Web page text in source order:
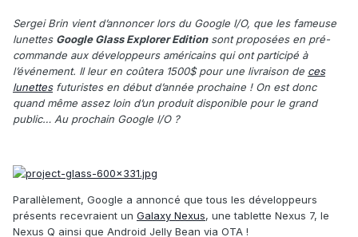
Sergei Brin vient d’annoncer lors du Google I/O, que les fameuse
lunettes Google Glass Explorer Editionsont proposées en pré-
commande aux développeurs américains qui ont participé à
l’événement. Il leur en coûtera 1500$ pour une livraison de ces
lunettesfuturistes en début d’année prochaine ! On est donc
quand même assez loin d’un produit disponible pour le grand
public… Au prochain Google I/O ?
Parallèlement, Google a annoncé que tous les développeurs
présents recevraient un Galaxy Nexus, une tablette Nexus 7, le
Nexus Q ainsi que Android Jelly Bean via OTA !